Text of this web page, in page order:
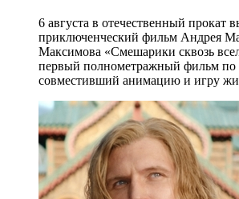
6 августа в отечественный прокат
приключенческий фильм Андрея
Максимова «Смешарики сквозь
первый полнометражный фильм
совместивший анимацию и игру